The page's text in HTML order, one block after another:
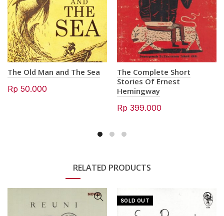
The Old Man and The Sea
Rp 50.000
The Complete Short
Stories Of Ernest
Hemingway
Rp 399.000
RELATED PRODUCTS
SOLD OUT